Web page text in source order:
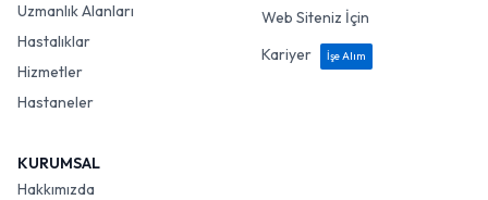
Uzmanlık Alanları
Hastalıklar
Hizmetler
Hastaneler
Web Siteniz İçin
Kariyer
İşe Alım
KURUMSAL
Hakkımızda